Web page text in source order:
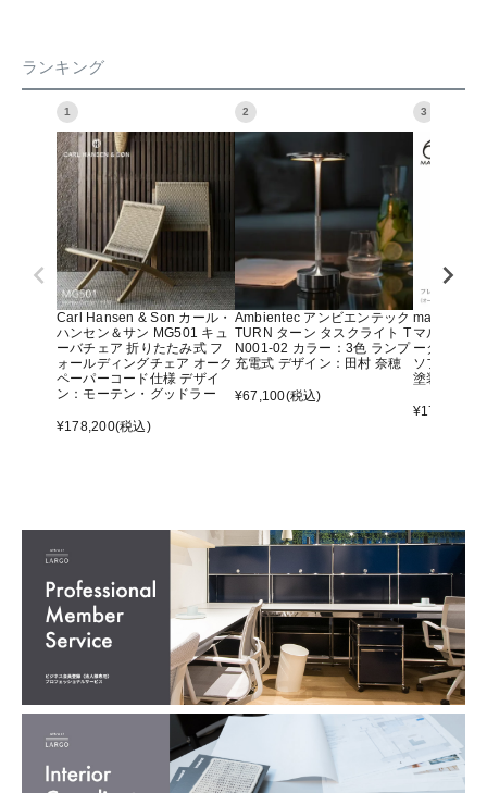
ランキング
1
Carl Hansen & Son カール・
ハンセン＆サン MG501 キュ
ーバチェア 折りたたみ式 フ
ォールディングチェア オーク
ペーパーコード仕様 デザイ
ン：モーテン・グッドラー
¥178,200(税込)
2
Ambientec アンビエンテック
TURN ターン タスクライト T
N001-02 カラー：3色 ランプ
充電式 デザイン：田村 奈穂
¥67,100(税込)
3
maruni マ
マルニ60
ーター ア
ソファ オ
塗装）
¥176,000